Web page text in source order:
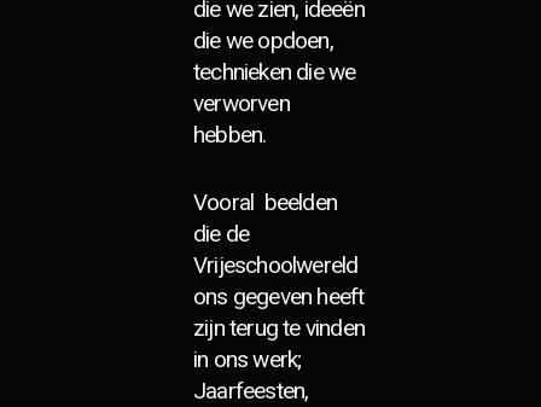
die we zien, ideeën
die we opdoen,
technieken die we
verworven
hebben.
Vooral beelden
die de
Vrijeschoolwereld
ons gegeven heeft
zijn terug te vinden
in ons werk;
Jaarfeesten,